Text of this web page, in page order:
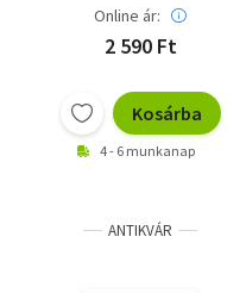
Online ár:
2 590 Ft
Kosárba
4 - 6 munkanap
ANTIKVÁR